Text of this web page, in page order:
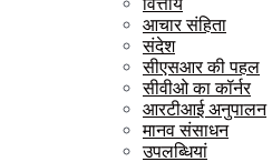
आचार संहिता
संदेश
सीएसआर की पहल
सीवीओ का कॉर्नर
आरटीआई अनुपालन
मानव संसाधन
उपलब्धियां